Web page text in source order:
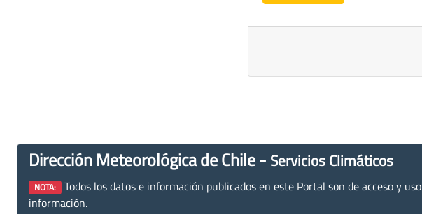
Dirección Meteorológica de Chile - Servicios Climáticos
NOTA: Todos los datos e información publicados en este Portal son de acceso y
información.